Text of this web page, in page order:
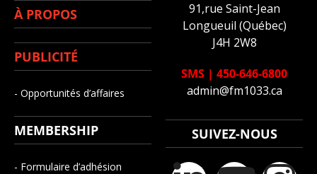
À PROPOS
PUBLICITÉ
- Opportunités d’affaires
MEMBERSHIP
- Formulaire d’adhésion
91,rue Saint-Jean
Longueuil (Québec)
J4H 2W8
SMS | 450-646-6800
admin@fm1033.ca
SUIVEZ-NOUS